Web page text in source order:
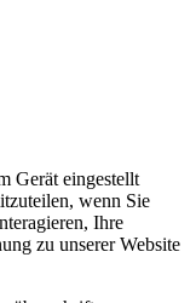
Gerät eingestellt
wenn Sie
Ihre
zu unserer Website